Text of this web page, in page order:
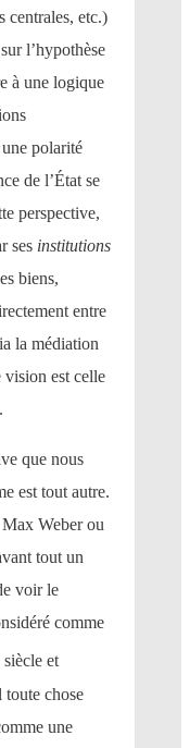
centrales, etc.)
l’hypothèse
à une logique
polarité
de l’État se
perspective,
ses institutions
biens,
entre
la médiation
vision est celle
que nous
est tout autre.
Weber ou
tout un
voir le
comme
siècle et
toute chose
une